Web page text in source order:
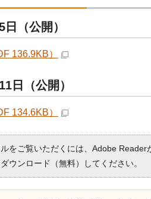
（公開）
136.9KB）
日（公開）
134.6KB）
をご覧いただくには、Adobe Reader
ウンロード（無料）してください。